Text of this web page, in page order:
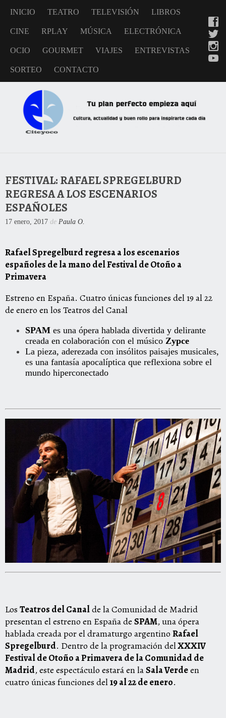
INICIO TEATRO TELEVISIÓN LIBROS
CINE RPLAY MÚSICA ELECTRÓNICA
OCIO GOURMET VIAJES ENTREVISTAS
SORTEO CONTACTO
FESTIVAL: RAFAEL SPREGELBURD
REGRESA A LOS ESCENARIOS
ESPAÑOLES
17 enero, 2017 de Paula O.
Rafael Spregelburd regresa a los escenarios
españoles de la mano del Festival de Otoño a
Primavera
Estreno en España. Cuatro únicas funciones del 19 al 22
de enero en los Teatros del Canal
SPAM es una ópera hablada divertida y delirante
creada en colaboración con el músico Zypce
La pieza, aderezada con insólitos paisajes musicales,
es una fantasía apocalíptica que reflexiona sobre el
mundo hiperconectado
Los Teatros del Canalde la Comunidad de Madrid
presentan el estreno en España de SPAM, una ópera
hablada creada por el dramaturgo argentino Rafael
Spregelburd. Dentro de la programación delXXXIV
Festival de Otoño a Primavera de la Comunidad de
Madrid, este espectáculo estará en laSala Verdeen
cuatro únicas funciones del19 al 22 de enero.